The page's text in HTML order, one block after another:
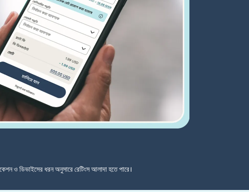
ও ডিভাইসের ধরন অনুসারে রেটিংস আলাদা হতে পারে।